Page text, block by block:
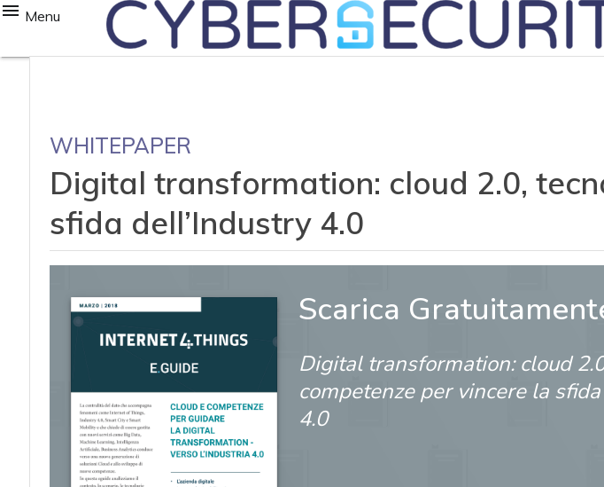
Menu
WHITEPAPER
Digital transformation: cloud 2.0,
sfida dell’Industry 4.0
Scarica
Digital transformation: cloud
competenze per vincere la
4.0